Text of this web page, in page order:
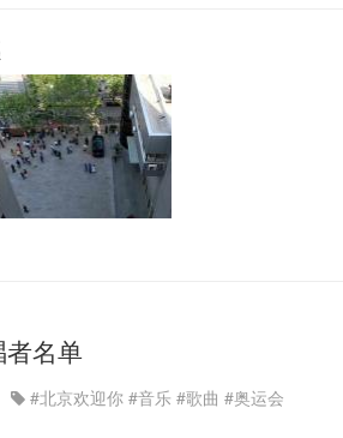
名单
#北京欢迎你 #音乐 #歌曲 #奥运会